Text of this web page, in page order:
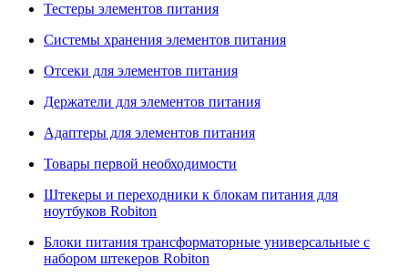
Тестеры элементов питания
Системы хранения элементов питания
Отсеки для элементов питания
Держатели для элементов питания
Адаптеры для элементов питания
Товары первой необходимости
Штекеры и переходники к блокам питания для
ноутбуков Robiton
Блоки питания трансформаторные универсальные с
набором штекеров Robiton